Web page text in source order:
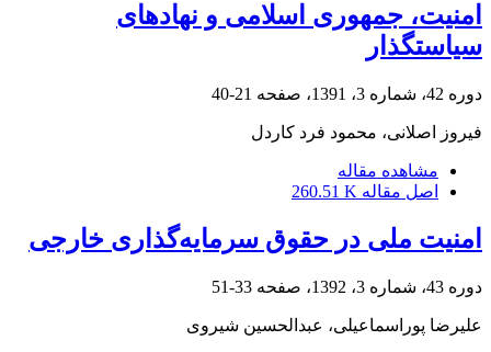
امنیت، جمهوری اسلامی و نهادهای
سیاستگذار
دوره 42، شماره 3، 1391، صفحه 21-40
فیروز اصلانی، محمود فرد کاردل
مشاهده مقاله
اصل مقاله 260.51 K
امنیت ملی در حقوق سرمایه‌گذاری خارجی
دوره 43، شماره 3، 1392، صفحه 33-51
علیرضا پوراسماعیلی، عبدالحسین شیروی